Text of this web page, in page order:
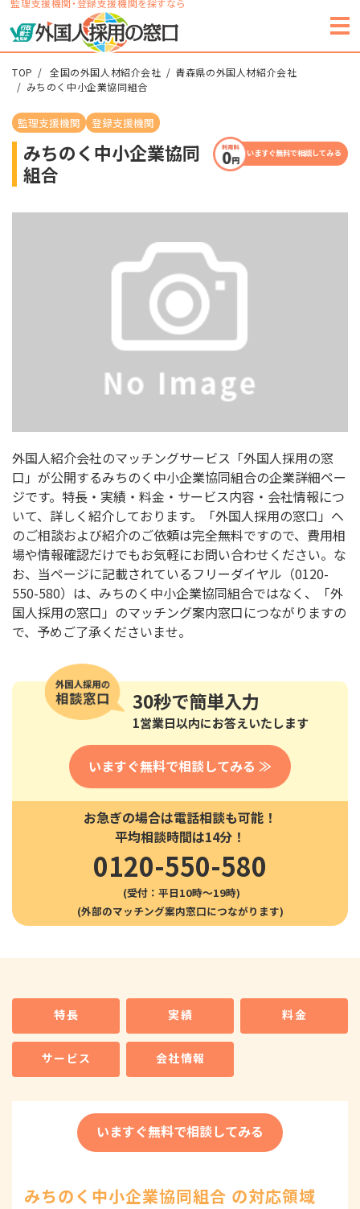
監理支援機関・登録支援機関を探すなら
TOP 全国の外国人材紹介会社
青森県の外国人材紹介会社
みちのく中小企業協同組合
監理支援機関 登録支援機関
みちのく中小企業協同
組合
いますぐ無料で相談してみる
外国人紹介会社のマッチングサービス「外国人採用の窓
口」が公開するみちのく中小企業協同組合の企業詳細ペー
ジです。特長・実績・料金・サービス内容・会社情報につ
いて、詳しく紹介しております。「外国人採用の窓口」へ
のご相談および紹介のご依頼は完全無料ですので、費用相
場や情報確認だけでもお気軽にお問い合わせください。な
お、当ページに記載されているフリーダイヤル（0120-
550-580）は、みちのく中小企業協同組合ではなく、「外
国人採用の窓口」のマッチング案内窓口につながりますの
で、予めご了承くださいませ。
30秒で簡単入力
1営業日以内にお答えいたします
いますぐ無料で相談してみる ≫
お急ぎの場合は電話相談も可能！
平均相談時間は14分！
0120-550-580
(受付：平日10時〜19時)
特長 実績 料金
サービス 会社情報
いますぐ無料で相談してみる
みちのく中小企業協同組合 の対応領域